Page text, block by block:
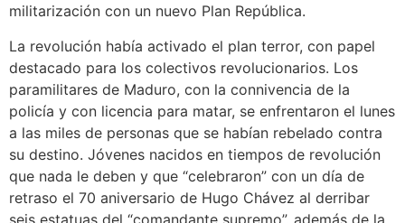
militarización con un nuevo Plan República.
La revolución había activado el plan terror, con papel
destacado para los colectivos revolucionarios. Los
paramilitares de Maduro, con la connivencia de la
policía y con licencia para matar, se enfrentaron el lunes
a las miles de personas que se habían rebelado contra
su destino. Jóvenes nacidos en tiempos de revolución
que nada le deben y que “celebraron” con un día de
retraso el 70 aniversario de Hugo Chávez al derribar
seis estatuas del “comandante supremo”, además de la